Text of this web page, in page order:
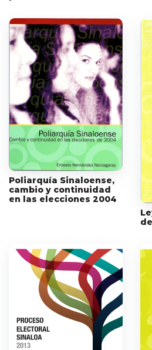
Poliarquía Sinaloense,
cambio y continuidad
en las elecciones 2004